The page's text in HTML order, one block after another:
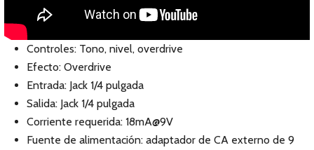
Controles: Tono, nivel, overdrive
Efecto: Overdrive
Entrada: Jack 1/4 pulgada
Salida: Jack 1/4 pulgada
Corriente requerida: 18mA@9V
Fuente de alimentación: adaptador de CA externo de 9